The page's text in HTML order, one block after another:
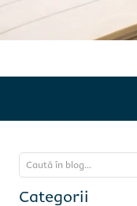
Caută în blog...
Categorii